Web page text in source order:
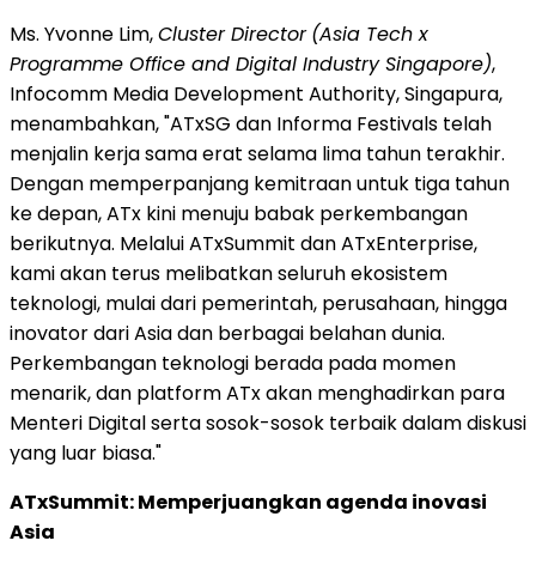
Ms. Yvonne Lim,Cluster Director (Asia Tech x
Programme Office and Digital Industry Singapore),
Infocomm Media Development Authority, Singapura,
menambahkan, "ATxSG dan Informa Festivals telah
menjalin kerja sama erat selama lima tahun terakhir.
Dengan memperpanjang kemitraan untuk tiga tahun
ke depan, ATx kini menuju babak perkembangan
berikutnya. Melalui ATxSummit dan ATxEnterprise,
kami akan terus melibatkan seluruh ekosistem
teknologi, mulai dari pemerintah, perusahaan, hingga
inovator dari Asia dan berbagai belahan dunia.
Perkembangan teknologi berada pada momen
menarik, dan platform ATx akan menghadirkan para
Menteri Digital serta sosok-sosok terbaik dalam diskusi
yang luar biasa."
ATxSummit: Memperjuangkan agenda inovasi
Asia